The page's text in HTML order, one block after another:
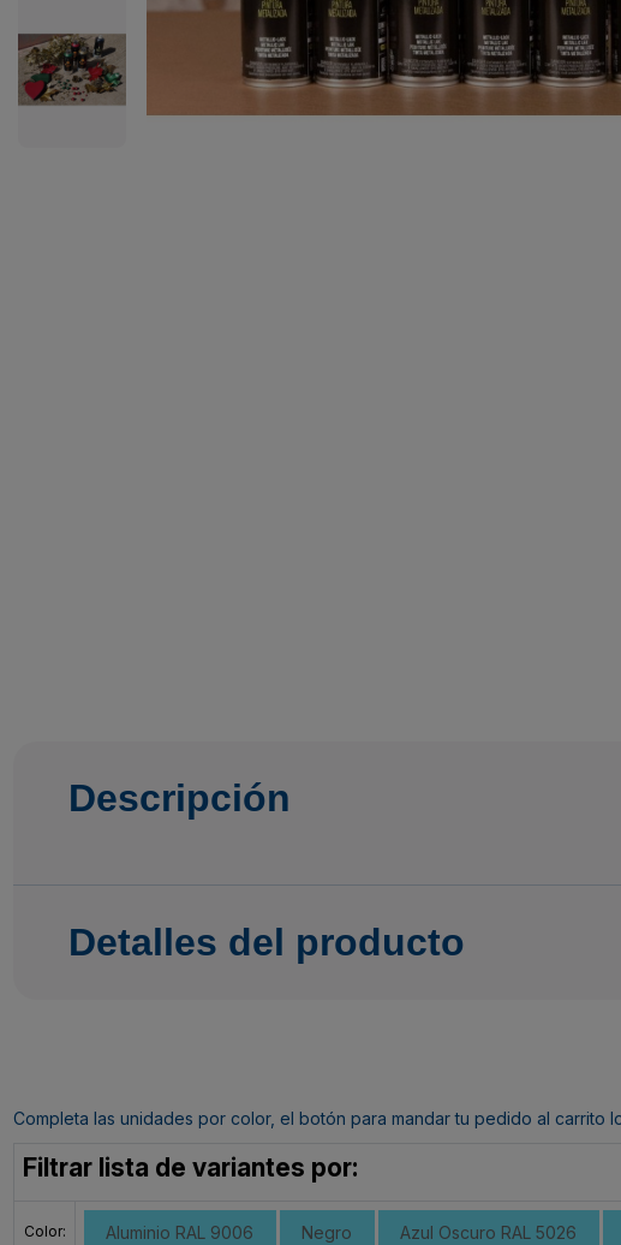
Descripción
Detalles del producto
Completa las unidades por color, el botón para mandar tu pedido al carrito
Filtrar lista de variantes por:
Color: Aluminio RAL 9006 Negro Azul Oscuro RAL 5026